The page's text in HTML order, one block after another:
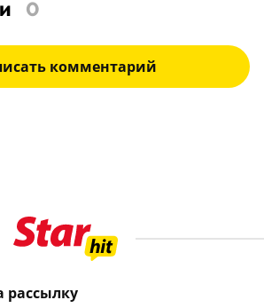
0
комментарий
рассылку